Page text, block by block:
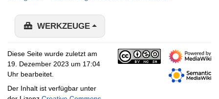
WERKZEUGE
Diese Seite wurde zuletzt am
19. Dezember 2023 um 17:04
Uhr bearbeitet.
Der Inhalt ist verfügbar unter